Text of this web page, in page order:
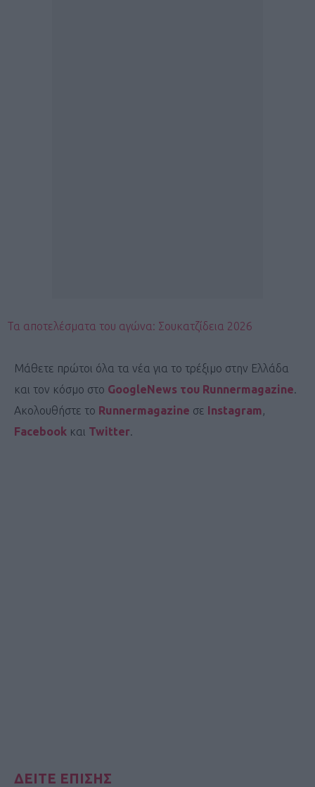
Τα αποτελέσματα του αγώνα: Σουκατζίδεια 2026
Μάθετε πρώτοι όλα τα νέα για το τρέξιμο στην Ελλάδα
και τον κόσμο στο GoogleNews του Runnermagazine.
Ακολουθήστε το Runnermagazine σε Instagram,
Facebook και Twitter.
ΔΕΙΤΕ ΕΠΙΣΗΣ